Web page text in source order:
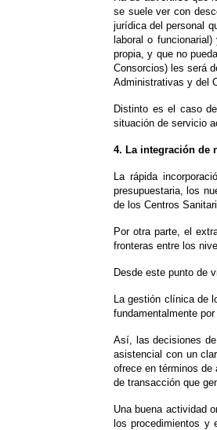
se suele ver con
jurídica del personal
laboral o
propia, y que no
Consorcios) les será
Administrativas y del
Distinto es el caso
situación de servicio
4. La integración de
La rápida
presupuestaria, los
de los Centros
Por otra parte, el
fronteras entre los
Desde este punto de
La gestión clínica de
fundamentalmente
Así, las decisiones
asistencial con un
ofrece en términos
de transacción que
Una buena actividad
los procedimientos y